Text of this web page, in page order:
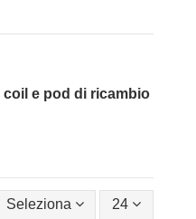
coil e pod di ricambio
Seleziona 24